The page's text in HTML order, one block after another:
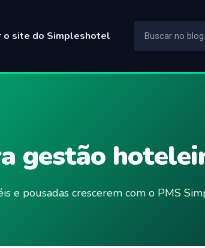
o site do Simpleshotel
gestão
e pousadas crescerem com o PMS